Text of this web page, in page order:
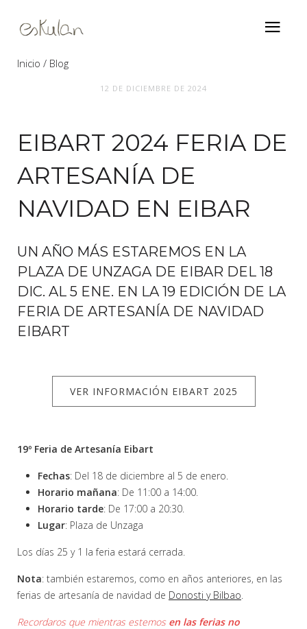
Inicio Blog
12 DE DICIEMBRE DE 2024
EIBART 2024 FERIA DE
ARTESANÍA DE
NAVIDAD EN EIBAR
UN AÑO MÁS ESTAREMOS EN LA
PLAZA DE UNZAGA DE EIBAR DEL 18
DIC. AL 5 ENE. EN LA 19 EDICIÓN DE LA
FERIA DE ARTESANÍA DE NAVIDAD
EIBART
VER INFORMACIÓN EIBART 2025
19º Feria de Artesanía Eibart
Fechas: Del 18 de diciembre al 5 de enero.
Horario mañana: De 11:00 a 14:00.
Horario tarde: De 17:00 a 20:30.
Lugar: Plaza de Unzaga
Los días 25 y 1 la feria estará cerrada.
Nota: también estaremos, como en años anteriores, en las
ferias de artesanía de navidad de Donosti y Bilbao.
Recordaros que mientras estemos en las ferias no